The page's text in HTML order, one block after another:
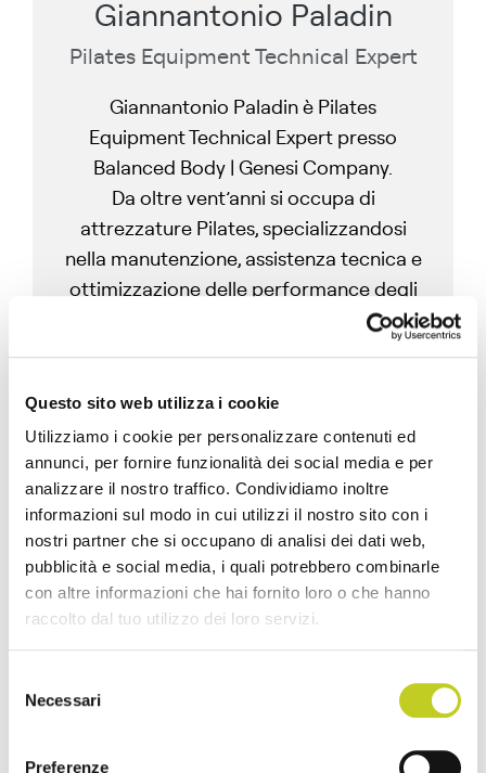
Questo sito web utilizza i cookie
Utilizziamo i cookie per personalizzare contenuti ed
annunci, per fornire funzionalità dei social media e per
analizzare il nostro traffico. Condividiamo inoltre
informazioni sul modo in cui utilizzi il nostro sito con i
nostri partner che si occupano di analisi dei dati web,
pubblicità e social media, i quali potrebbero combinarle
con altre informazioni che hai fornito loro o che hanno
raccolto dal tuo utilizzo dei loro servizi.
delNecessari
Preferenze
Giannantonio Paladin
Pilates Equipment Technical Expert
Giannantonio Paladin è Pilates
Equipment Technical Expert presso
Balanced Body | Genesi Company.
Da oltre vent’anni si occupa di
attrezzature Pilates, specializzandosi
nella manutenzione, assistenza tecnica e
ottimizzazione delle performance degli